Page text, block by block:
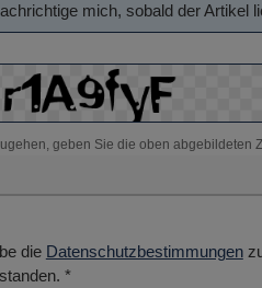
mich, sobald der Artikel
geben Sie die oben abgebildeten
die Datenschutzbestimmungen
*